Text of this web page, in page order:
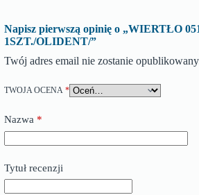
Napisz pierwszą opinię o „WIERTŁO
1SZT./OLIDENT/”
Twój adres email nie zostanie
TWOJA OCENA *
Nazwa *
Tytuł recenzji